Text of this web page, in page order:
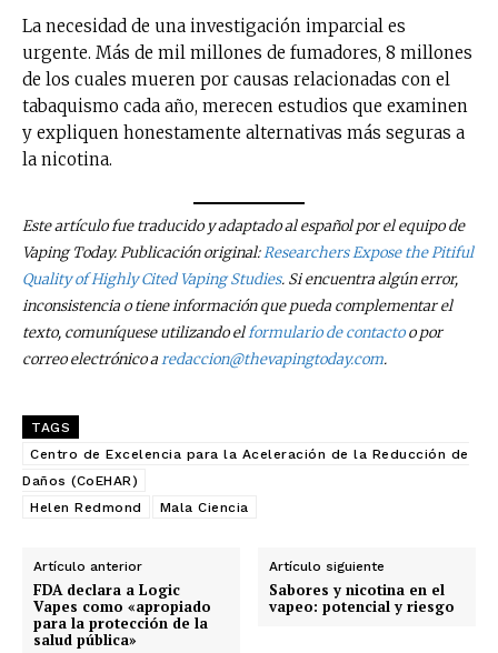
La necesidad de una investigación imparcial es
urgente. Más de mil millones de fumadores, 8 millones
de los cuales mueren por causas relacionadas con el
tabaquismo cada año, merecen estudios que examinen
y expliquen honestamente alternativas más seguras a
la nicotina.
Este artículo fue traducido y adaptado al español por el equipo de
Vaping Today. Publicación original:Researchers Expose the Pitiful
Quality of Highly Cited Vaping Studies. Si encuentra algún error,
inconsistencia o tiene información que pueda complementar el
texto, comuníquese utilizando elformulario de contactoo por
correo electrónico aredaccion@thevapingtoday.com.
TAGS
Centro de Excelencia para la Aceleración de la Reducción de
Daños (CoEHAR)
Helen Redmond
Mala Ciencia
Artículo anterior
FDA declara a Logic
Vapes como «apropiado
para la protección de la
salud pública»
Artículo siguiente
Sabores y nicotina en el
vapeo: potencial y riesgo